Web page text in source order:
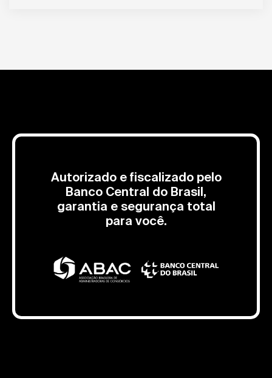
Autorizado e fiscalizado pelo
Banco Central do Brasil,
garantia e segurança total
para você.